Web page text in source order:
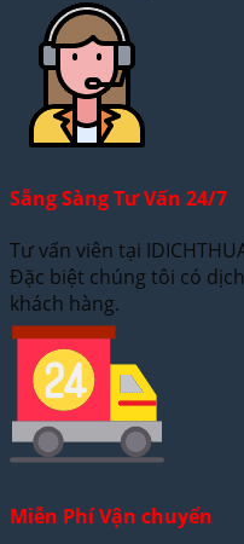
Sẵng Sàng Tư Vấn 24/7
Tư vấn viên tại
Đặc biệt chúng tôi có
khách hàng.
Miễn Phí Vận chuyển